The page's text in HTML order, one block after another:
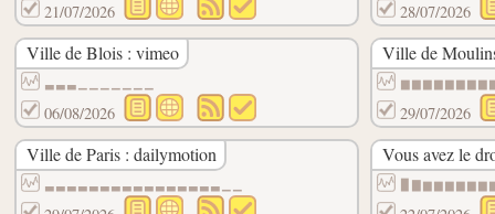
21/07/2026 28/07/2026
Ville de Blois : vimeo
▃▃▃▁▁▁▁▁▁▁
06/08/2026
Ville de
29/07/2026
Ville de Paris : dailymotion
▃▃▃▃▃▃▃▃▃▃▃▃▃▃▃▃▁▁
Vous avez le